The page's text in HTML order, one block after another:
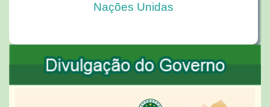
Nações Unidas